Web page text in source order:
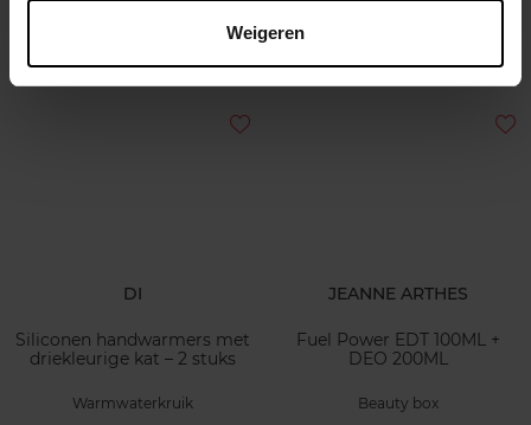
Weigeren
DI
Siliconen handwarmers met
driekleurige kat – 2 stuks
Warmwaterkruik
JEANNE ARTHES
Fuel Power EDT 100ML +
DEO 200ML
Beauty box